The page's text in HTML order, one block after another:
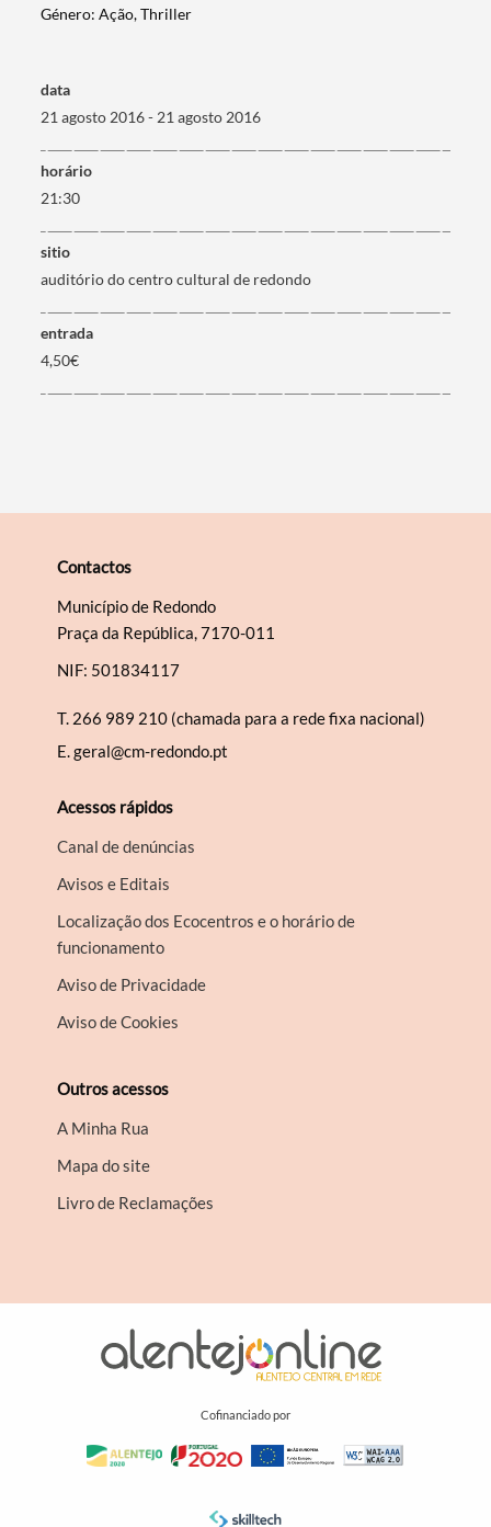
Termo de Pesquisa
Categorias gerais
Género: Ação, Thriller
data
21 agosto 2016 - 21 agosto 2016
horário
21:30
sitio
auditório do centro cultural de redondo
entrada
4,50€
Contactos
Município de Redondo
Praça da República, 7170-011
NIF: 501834117
T. 266 989 210 (chamada para a rede fixa nacional)
E.geral@cm-redondo.pt
Acessos rápidos
Canal de denúncias
Avisos e Editais
Localização dos Ecocentros e o horário de
funcionamento
Aviso de Privacidade
Aviso de Cookies
Outros acessos
A Minha Rua
Mapa do site
Livro de Reclamações
Cofinanciado por